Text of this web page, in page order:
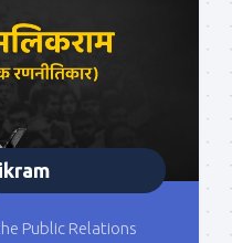
Public Relations